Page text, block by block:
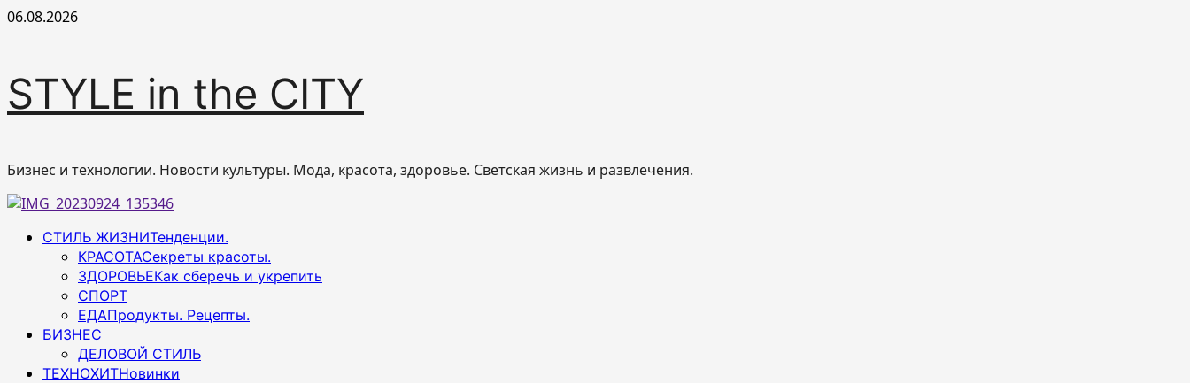
Перейти
06.08.2026
STYLE in the CITY
Бизнес и технологии. Новости культуры. Мода, красота, здоровье. Светская жизнь и развлечения.
Основное
СТИЛЬ ЖИЗНИТенденции.
КРАСОТАСекреты красоты.
ЗДОРОВЬЕКак сберечь и укрепить
СПОРТ
ЕДАПродукты. Рецепты.
БИЗНЕС
ДЕЛОВОЙ СТИЛЬ
ТЕХНОХИТНовинки